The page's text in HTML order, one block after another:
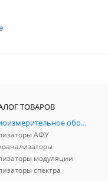
ТОВАРОВ
Радиоизмерительное оборудование
АФУ
модуляции
спектра